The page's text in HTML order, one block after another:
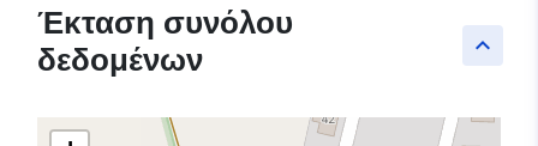
keyboard_arrow_up
Έκταση συνόλου
δεδομένων